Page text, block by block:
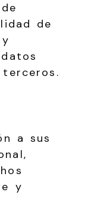
de
a sus
y